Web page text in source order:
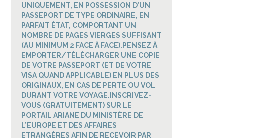
UNIQUEMENT, EN POSSESSION D’UN
PASSEPORT DE TYPE ORDINAIRE, EN
PARFAIT ÉTAT, COMPORTANT UN
NOMBRE DE PAGES VIERGES SUFFISANT
(AU MINIMUM 2 FACE À FACE).PENSEZ À
EMPORTER/TÉLÉCHARGER UNE COPIE
DE VOTRE PASSEPORT (ET DE VOTRE
VISA QUAND APPLICABLE) EN PLUS DES
ORIGINAUX, EN CAS DE PERTE OU VOL
DURANT VOTRE VOYAGE.INSCRIVEZ-
VOUS (GRATUITEMENT) SUR LE
PORTAIL ARIANE DU MINISTÈRE DE
L’EUROPE ET DES AFFAIRES
ETRANGÈRES AFIN DE RECEVOIR PAR